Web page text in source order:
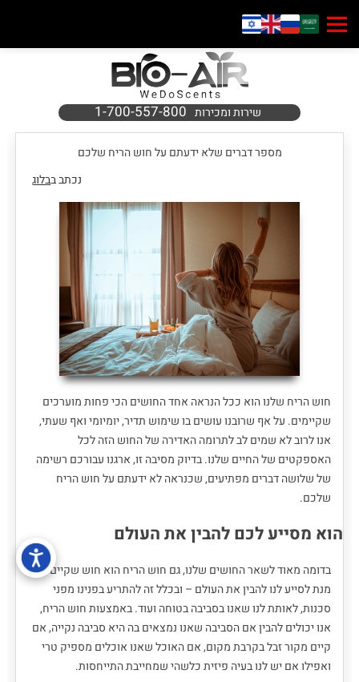
שירות ומכירות 1-700-557-800
מספר דברים שלא ידעתם על חוש הריח שלכם
נכתב בבלוג
חוש הריח שלנו הוא ככל הנראה אחד החושים הכי פחות מוערכים
שקיימים. על אף שרובנו עושים בו שימוש תדיר, יומיומי ואף שעתי,
אנו לרוב לא שמים לב לתרומה האדירה של החוש הזה לכל
האספקטים של החיים שלנו. בדיוק מסיבה זו, ארגנו עבורכם רשימה
של שלושה דברים מפתיעים, שכנראה לא ידעתם על חוש הריח
שלכם.
הוא מסייע לכם להבין את העולם
בדומה מאוד לשאר החושים שלנו, גם חוש הריח הוא חוש שקיים על
מנת לסייע לנו להבין את העולם – ובכלל זה להתריע בפנינו מפני
סכנות, לאותת לנו שאנו בסביבה בטוחה ועוד. באמצעות חוש הריח,
אנו יכולים להבין אם הסביבה שאנו נמצאים בה היא סביבה נקייה, אם
קיים מקור זבל בקרבת מקום, אם האוכל שאנו אוכלים מספיק טרי
ואפילו אם יש לנו בעיה פיזית כלשהי שמחייבת התייחסות.